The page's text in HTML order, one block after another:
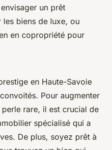
un prêt
biens de luxe, ou
en copropriété pour
en Haute-Savoie
Pour augmenter
rare, il est crucial de
spécialisé qui a
De plus, soyez prêt à